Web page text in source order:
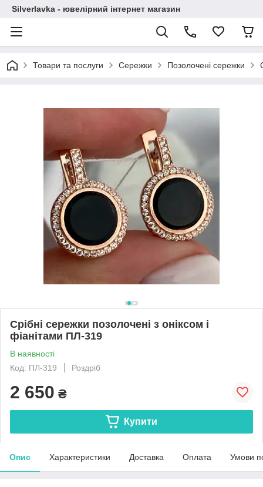
Silverlavka - ювелірний інтернет магазин
Товари та послуги Сережки Позолочені сережки
Срібні сережки позолочені з оніксом і
фіанітами ПЛ-319
В наявності
Код: ПЛ-319
Роздріб
2 650 ₴
Купити
Опис Характеристики Доставка Оплата Умови